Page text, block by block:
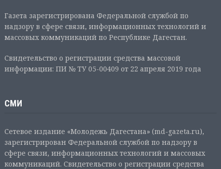
Газета зарегистрирована Федеральной службой по
надзору в сфере связи, информационных технологий и
массовых коммуникаций по Республике Дагестан.
Свидетельство о регистрации средства массовой
информации: ПИ № ТУ 05-00409 от 22 апреля 2019 года
СМИ
Сетевое издание «Молодежь Дагестана» (md-gazeta.ru),
зарегистрирован Федеральной службой по надзору в
сфере связи, информационных технологий и массовых
коммуникаций. Свидетельство о регистрации средства